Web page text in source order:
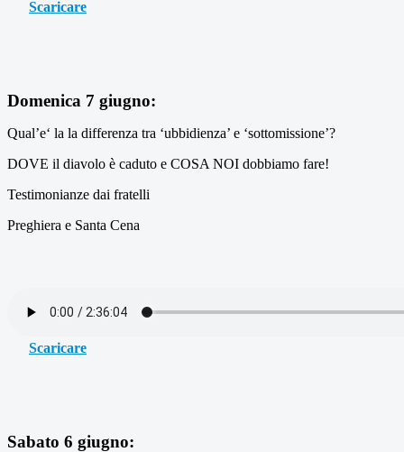
Scaricare
Domenica 7 giugno:
Qual’e‘ la la differenza tra ‘ubbidienza’ e ‘sottomissione’?
DOVE il diavolo è caduto e COSA NOI dobbiamo fare!
Testimonianze dai fratelli
Preghiera e Santa Cena
Scaricare
Sabato 6 giugno: